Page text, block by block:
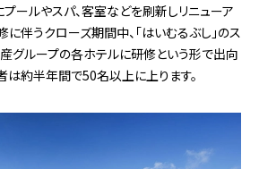
ールやスパ、客室などを刷新しリニューア
に伴うクローズ期間中、「はいむるぶし」のス
グループの各ホテルに研修という形で出向
は約半年間で50名以上に上ります。